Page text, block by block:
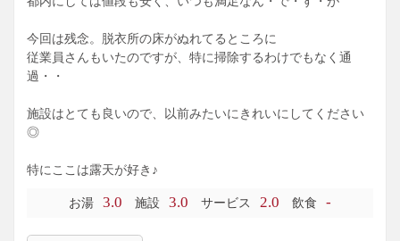
今回は残念。脱衣所の床がぬれてるところに
従業員さんもいたのですが、特に掃除するわけでもなく通
過・・
施設はとても良いので、以前みたいにきれいにしてください
◎
特にここは露天が好き♪
お湯 3.0 施設 3.0 サービス 2.0 飲食 -